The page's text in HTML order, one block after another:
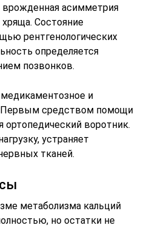
врожденная асимметрия
Состояние
рентгенологических
определяется
позвонков.
и
Первым средством помощи
ортопедический воротник.
устраняет
тканей.
метаболизма кальций
но остатки не